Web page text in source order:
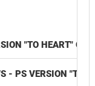
"TO HEART"
- PS VERSION "TO